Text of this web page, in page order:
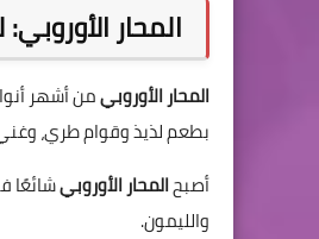
المحار
المحار الأوروبيمن أشهر
بطعم لذيذ وقوام طري، وغني
أصبحالمحار الأوروبيشائعًا
والليمون.